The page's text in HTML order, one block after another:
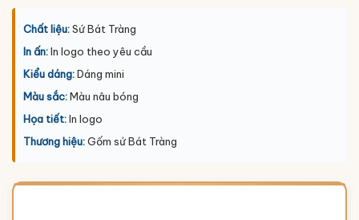
Chất liệu:Sứ Bát Tràng
In ấn:In logo theo yêu cầu
Kiểu dáng:Dáng mini
Màu sắc:Màu nâu bóng
Họa tiết:In logo
Thương hiệu:Gốm sứ Bát Tràng